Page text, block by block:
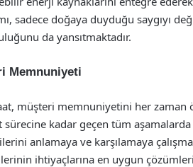
sadece doğaya duyduğu saygıyı
da yansıtmaktadır.
Memnuniyeti
müşteri memnuniyetini her zaman
sürecine kadar geçen tüm
anlamaya ve karşılamaya
ihtiyaçlarına en uygun